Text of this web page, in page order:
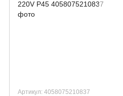
Артикул: 4058075210837